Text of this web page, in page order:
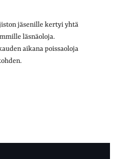
jäsenille kertyi yhtä
läsnäoloja.
aikana poissaoloja